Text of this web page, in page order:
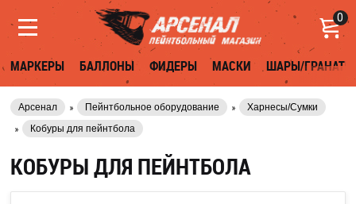
0
МАРКЕРЫ БАЛЛОНЫ ФИДЕРЫ МАСКИ ШАРЫ/ГРАНАТЫ
Арсенал Пейнтбольное оборудование
Харнесы/Сумки
Кобуры для пейнтбола
КОБУРЫ ДЛЯ ПЕЙНТБОЛА